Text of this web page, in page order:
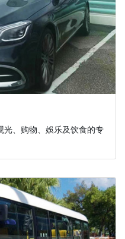
光、购物、娛乐及饮食的专